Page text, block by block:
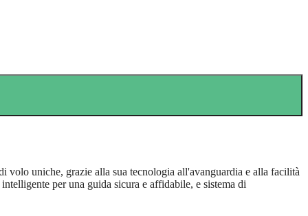
uniche, grazie alla sua tecnologia all'avanguardia e alla facilità
per una guida sicura e affidabile, e sistema di